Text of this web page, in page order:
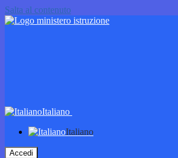
Salta al contenuto
Italiano
Italiano
Accedi